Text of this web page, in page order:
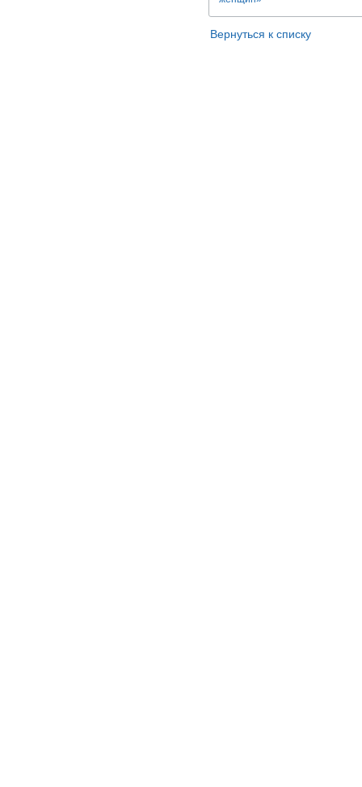
Вернуться к списку